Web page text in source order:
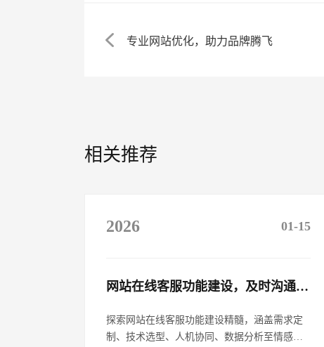
专业网站优化，助力品牌腾飞
相关推荐
2026 01-15
网站在线客服功能建设，及时沟通客户​
探索网站在线客服功能建设精髓，涵盖需求定
制、技术选型、人机协同、数据分析至情感链